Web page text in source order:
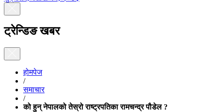
ट्रेन्डिङ खबर
होमपेज
/
समाचार
/
को हुन् नेपालको तेस्रो राष्ट्रपतिका रामचन्द्र पौडेल ?